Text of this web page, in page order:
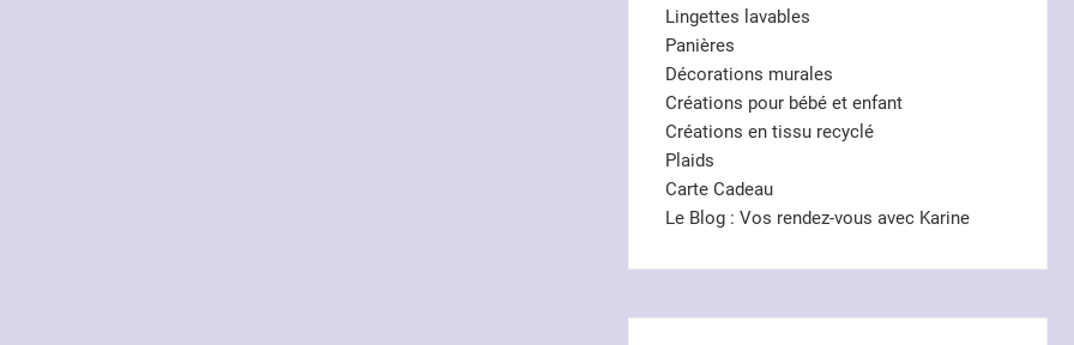
Lingettes lavables
Panières
Décorations murales
Créations pour bébé et enfant
Créations en tissu recyclé
Plaids
Carte Cadeau
Le Blog : Vos rendez-vous avec Karine